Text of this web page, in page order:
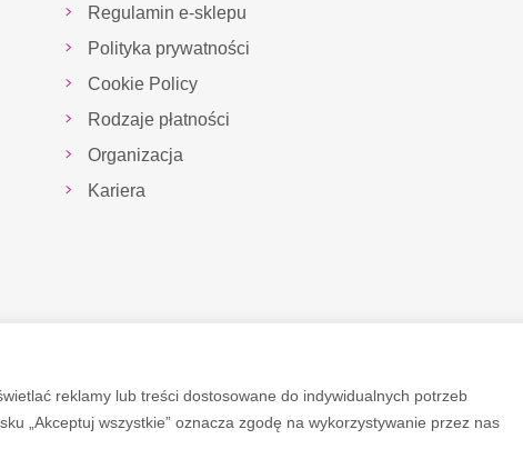
reklamy lub treści dostosowane do indywidualnych potrzeb
„Akceptuj wszystkie” oznacza zgodę na wykorzystywanie przez nas
Regulamin e-sklepu
Polityka prywatności
Cookie Policy
Rodzaje płatności
Organizacja
Kariera